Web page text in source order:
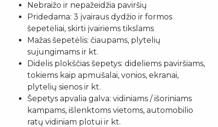
Nebraižo ir nepažeidžia paviršių
Pridedama: 3 įvairaus dydžio ir formos
šepetėliai, skirti įvairiems tikslams
Mažas šepetėlis: čiaupams, plytelių
sujungimams ir kt.
Didelis plokščias šepetys: dideliems paviršiams,
tokiems kaip apmušalai, vonios, ekranai,
plytelių sienos ir kt.
Šepetys apvalia galva: vidiniams / išoriniams
kampams, išlenktoms vietoms, automobilio
ratų vidiniam plotui ir kt.